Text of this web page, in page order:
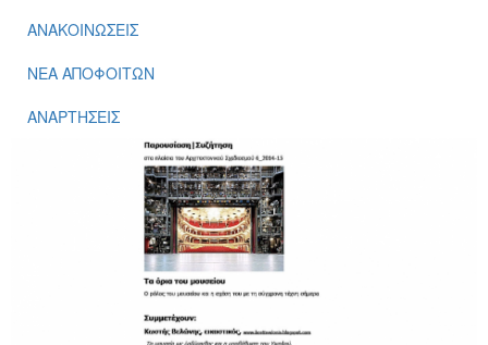
ΑΝΑΚΟΙΝΩΣΕΙΣ
ΝΕΑ ΑΠΟΦΟΙΤΩΝ
ΑΝΑΡΤΗΣΕΙΣ